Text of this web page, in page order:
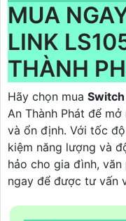
MUA
LINK
THÀNH
Hãy chọn mua Switch
An Thành Phát để
và ổn định. Với tốc
kiệm năng lượng và
hảo cho gia đình,
ngay để được tư vấn